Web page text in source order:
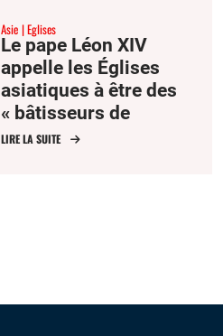
Asie Eglises
Le pape Léon XIV
appelle les Églises
asiatiques à être des
« bâtisseurs de
communion »
LIRE LA SUITE